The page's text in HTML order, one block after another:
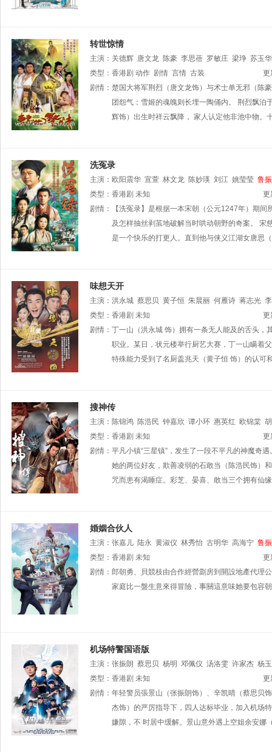
转世惊情
主演： 关德辉 唐文龙 陈豪 李思蓓 罗敏庄 梁琤 苏玉华
振顺 陈玟希 杨嘉诺 陈荣峻 白茵 梁葆贞 曾慧
类型： 香港剧 动作 剧情 言情 古装
更
剧情： 楚国大将军荆烈（唐文龙饰）与术士单无邪（陈
团怨气；雪姬的魂魄则长埋一陶俑内。 荆烈飘
辉饰）出生时祥云飘降， 家人认定他非池中物
洗冤录
主演： 欧阳震华 宣萱 林文龙 陈妙瑛 刘江 姚莹莹 鲁
类型： 香港剧 未知
更
剧情：
【洗冤录】是根据一本宋朝（公元1247年）期
及怎样抽丝剥茧地破解当时哄动朝野的奇案。 宋
是一个快乐的打更人。直到他与侠义江湖女唐思
味想天开
主演： 洪永城 蔡思贝 黄子恒 朱晨丽 何雁诗 蒋志光
峻 曾航生 吴家乐
类型： 香港剧 未知
更
剧情： 丁一山（洪永城 饰）拥有一条无人能及的舌头，
职业。某日，状元楼举行厨艺大赛，丁一山瞒着
特殊能力受到了名厨盖兆天（黄子恒 饰）的认
搜神传
主演： 陈锦鸿 陈浩民 钟嘉欣 谭小环 惠英红 欧锦棠
乐儿 余慕莲 马海伦
余
陈狄克
凌礼文 李启杰 陆骏光 郑健乐 彭皓锋 赵敏通
郭德信 梁珈咏 程可为 李思欣 潘冠霖 黄文
类型： 香港剧 未知
更
剧情： 平凡小镇“三星镇”，发生了一段不平凡的神魔奇
她的两位好友，欺善凌弱的石敢当（陈浩民饰）
咒而患有渴睡症。彩芝、晏喜、敢当三个拥有仙
婚姻合伙人
主演： 张嘉儿 陆永 黄淑仪 林秀怡 古明华 高海宁 鲁
类型： 香港剧 未知
更
剧情： 郎朝勇、貝競枝由合作經營劏房到開設地產代理
家庭比一盤生意來得冒險，事關這意味她要包容
机场特警国语版
主演： 张振朗 蔡思贝 杨明 邓佩仪 汤洛雯 许家杰 杨
黎振烨
朱敏瀚 杨证桦 崔锦棠
陈嘉辉
刘温馨 王绮琴 程可为 林敬刚 陈荣峻 陈建文
李兴华 唐嘉麟 郭千瑜 周丽欣 莫伟文 吴
类型： 香港剧 未知
更
剧情： 年轻警员張景山（张振朗饰）、辛凯晴（蔡思贝
杰饰）的严厉指导下，四人达标毕业，加入机场
嫌隙，不 时居中缓解。景山意外遇上空姐余安